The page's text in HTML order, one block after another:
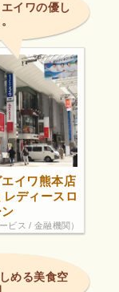
イワの優し
イワ熊本店
レディースロ
ビス / 金融機関）
める美食空